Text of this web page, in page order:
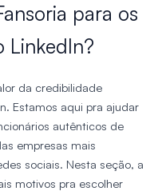
para os
LinkedIn?
da credibilidade
Estamos aqui pra ajudar
autênticos de
empresas mais
sociais. Nesta seção, a
motivos pra escolher